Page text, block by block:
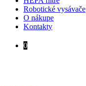
Robotické vysávače
O nákupe
Kontakty
0